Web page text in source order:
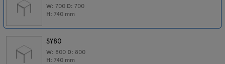
W: 700 D: 700
H: 740 mm
SY80
W: 800 D: 800
H: 740 mm